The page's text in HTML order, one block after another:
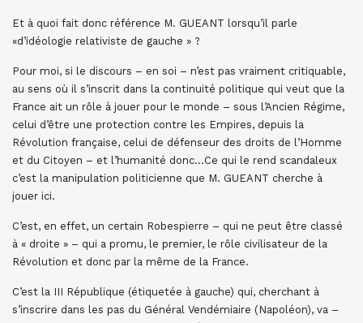
Et à quoi fait donc référence M. GUEANT lorsqu’il parle
«d’idéologie relativiste de gauche » ?
Pour moi, si le discours – en soi – n’est pas vraiment critiquable,
au sens où il s’inscrit dans la continuité politique qui veut que la
France ait un rôle à jouer pour le monde – sous l’Ancien Régime,
celui d’être une protection contre les Empires, depuis la
Révolution française, celui de défenseur des droits de l’Homme
et du Citoyen – et l’humanité donc…Ce qui le rend scandaleux
c’est la manipulation politicienne que M. GUEANT cherche à
jouer ici.
C’est, en effet, un certain Robespierre – qui ne peut être classé
à « droite » – qui a promu, le premier, le rôle civilisateur de la
Révolution et donc par la même de la France.
C’est la III République (étiquetée à gauche) qui, cherchant à
s’inscrire dans les pas du Général Vendémiaire (Napoléon), va –